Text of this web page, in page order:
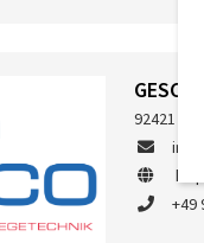
92421
+49